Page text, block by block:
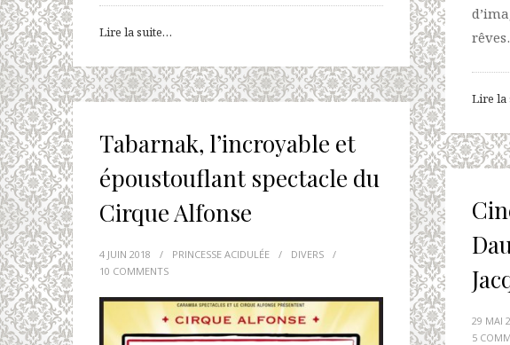
Lire la suite…
Lire la
Tabarnak, l’incroyable et
époustouflant spectacle du
Cirque Alfonse
4 JUIN 2018 / PRINCESSE ACIDULÉE / DIVERS
/
10 COMMENTS
29 MAI
5